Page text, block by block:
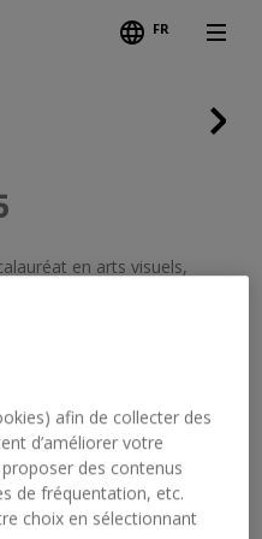
FR
Légende
en arts visuels,
1995
20 h 00afin de collecter des
d’améliorer votre
des contenus
de fréquentation, etc.
choix en sélectionnant